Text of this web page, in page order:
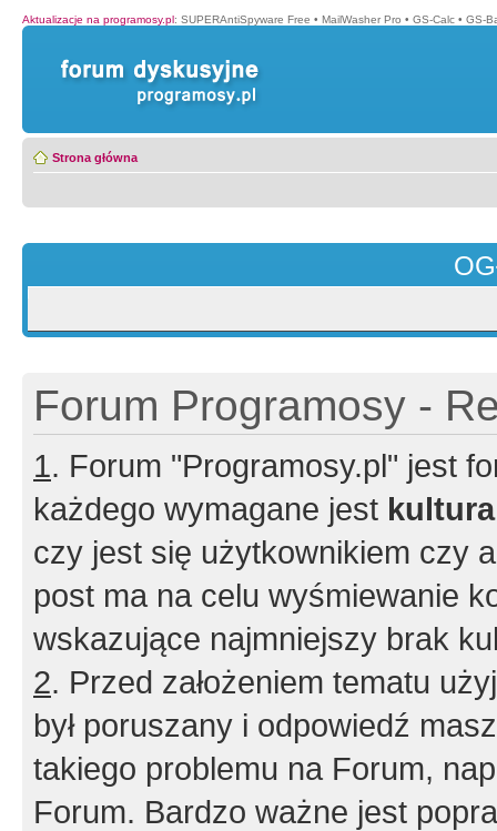
Aktualizacje na programosy.pl: SUPERAntiSpyware Free • MailWasher Pro • GS-Calc • GS-
Strona główna
Forum Programosy -
1. Forum "Programosy.pl" jest
każdego wymagane jest
czy jest się użytkownikiem czy
post ma na celu wyśmiewanie
wskazujące najmniejszy brak
2. Przed założeniem tematu
był poruszany i odpowiedź
takiego problemu na Forum,
Forum. Bardzo ważne jest